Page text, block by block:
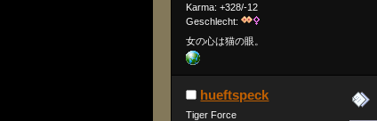
Karma: +328/-12
Geschlecht:
女の心は猫の眼。
hueftspeck
Tiger Force